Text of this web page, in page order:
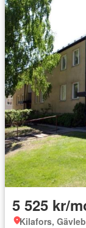
5 525 kr/
Kilafors,